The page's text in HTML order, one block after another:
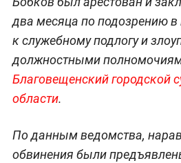
два месяца по подозрению в
к служебному подлогу и
должностными
Благовещенский городской
области.
По данным ведомства,
обвинения были